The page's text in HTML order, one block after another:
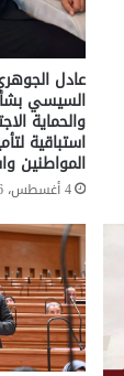
عادل
السيسي
والحماية
استباقية
المواطنين
4 أغسطس، 2026